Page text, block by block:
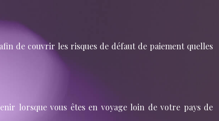
de couvrir les risques de défaut de paiement quelles
lorsque vous êtes en voyage loin de votre pays de